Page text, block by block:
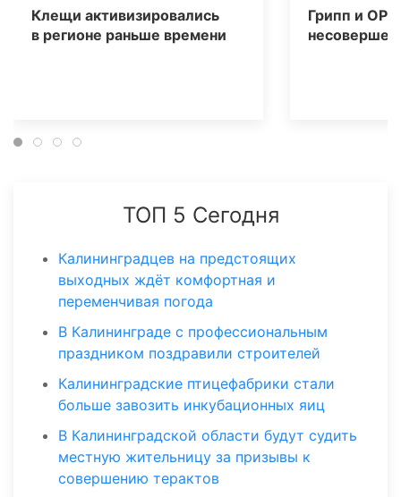
Клещи активизировались
в регионе раньше времени
Грипп и
ТОП 5 Сегодня
Калининградцев на предстоящих
выходных ждёт комфортная и
переменчивая погода
В Калининграде с профессиональным
праздником поздравили строителей
Калининградские птицефабрики стали
больше завозить инкубационных яиц
В Калининградской области будут судить
местную жительницу за призывы к
совершению терактов